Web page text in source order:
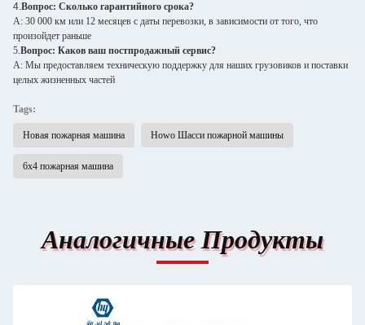
4.Вопрос: Сколько гарантийного срока?
A: 30 000 км или 12 месяцев с даты перевозки, в зависимости от того, что
произойдет раньше
5.Вопрос: Каков ваш постпродажный сервис?
A: Мы предоставляем техническую поддержку для наших грузовиков и поставки
целых жизненных частей
Tags:
Новая пожарная машина Howo Шасси пожарной машины
6х4 пожарная машина
Аналогичные Продукты